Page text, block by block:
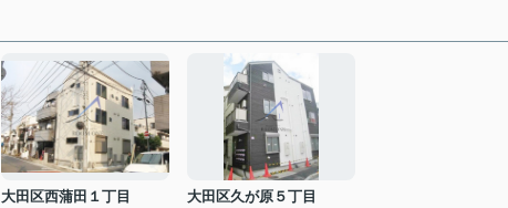
大田区西蒲田１丁目
大田区久が原５丁目